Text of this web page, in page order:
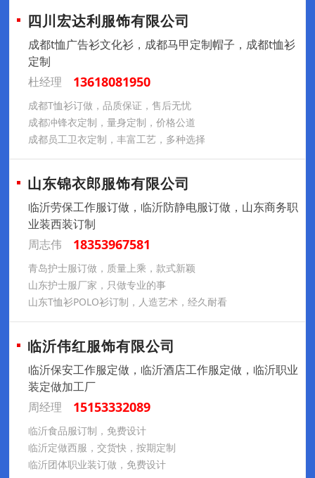
四川宏达利服饰有限公司
成都t恤广告衫文化衫，成都马甲定制帽子，成都t恤衫
定制
杜经理
13618081950
成都T恤衫订做，品质保证，售后无忧
成都冲锋衣定制，量身定制，价格公道
成都员工卫衣定制，丰富工艺，多种选择
山东锦衣郎服饰有限公司
临沂劳保工作服订做，临沂防静电服订做，山东商务职
业装西装订制
周志伟
18353967581
青岛护士服订做，质量上乘，款式新颖
山东护士服厂家，只做专业的事
山东T恤衫POLO衫订制，人造艺术，经久耐看
临沂伟红服饰有限公司
临沂保安工作服定做，临沂酒店工作服定做，临沂职业
装定做加工厂
周经理
15153332089
临沂食品服订制，免费设计
临沂定做西服，交货快，按期定制
临沂团体职业装订做，免费设计